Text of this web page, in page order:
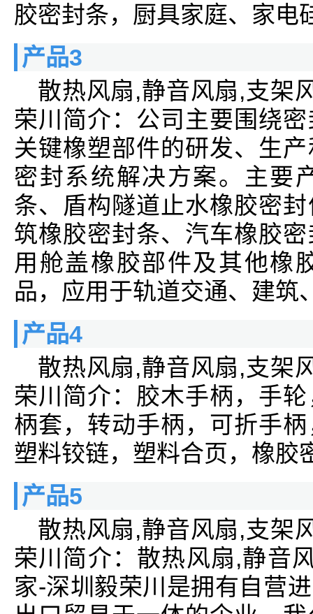
胶密封条，厨具家庭、家电
产品3
散热风扇,静音风扇,支架
荣川简介：公司主要围绕
关键橡塑部件的研发、生
密封系统解决方案。主要
条、盾构隧道止水橡胶密
筑橡胶密封条、汽车橡胶
用舱盖橡胶部件及其他橡
品，应用于轨道交通、建筑
产品4
散热风扇,静音风扇,支架
荣川简介：胶木手柄，手
柄套，转动手柄，可折手
塑料铰链，塑料合页，橡胶
产品5
散热风扇,静音风扇,支架
荣川简介：散热风扇,静音
家-深圳毅荣川是拥有自营